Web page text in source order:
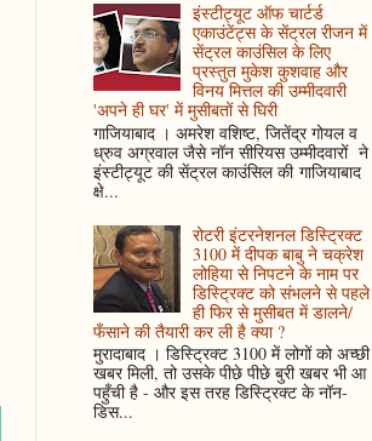
इंस्टीट्यूट ऑफ चार्टर्ड
एकाउंटेंट्स के सेंट्रल रीजन में
सेंट्रल काउंसिल के लिए
प्रस्तुत मुकेश कुशवाह और
विनय मित्तल की उम्मीदवारी
'अपने ही घर' में मुसीबतों से घिरी
गाजियाबाद । अमरेश वशिष्ट, जितेंद्र गोयल व
ध्रुव अग्रवाल जैसे नॉन सीरियस उम्मीदवारों ने
इंस्टीट्यूट की सेंट्रल काउंसिल की गाजियाबाद
क्षे...
रोटरी इंटरनेशनल डिस्ट्रिक्ट
3100 में दीपक बाबु ने चक्रेश
लोहिया से निपटने के नाम पर
डिस्ट्रिक्ट को संभलने से पहले
ही फिर से मुसीबत में डालने/
फँसाने की तैयारी कर ली है क्या ?
मुरादाबाद । डिस्ट्रिक्ट 3100 में लोगों को अच्छी
खबर मिली, तो उसके पीछे पीछे बुरी खबर भी आ
पहुँची है - और इस तरह डिस्ट्रिक्ट के नॉन-
डिस...